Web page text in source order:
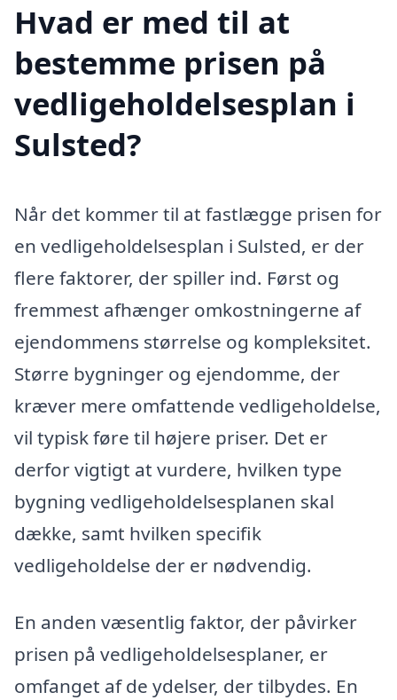
Hvad er med til at
bestemme prisen på
vedligeholdelsesplan i
Sulsted?
Når det kommer til at fastlægge prisen for
en vedligeholdelsesplan i Sulsted, er der
flere faktorer, der spiller ind. Først og
fremmest afhænger omkostningerne af
ejendommens størrelse og kompleksitet.
Større bygninger og ejendomme, der
kræver mere omfattende vedligeholdelse,
vil typisk føre til højere priser. Det er
derfor vigtigt at vurdere, hvilken type
bygning vedligeholdelsesplanen skal
dække, samt hvilken specifik
vedligeholdelse der er nødvendig.
En anden væsentlig faktor, der påvirker
prisen på vedligeholdelsesplaner, er
omfanget af de ydelser, der tilbydes. En